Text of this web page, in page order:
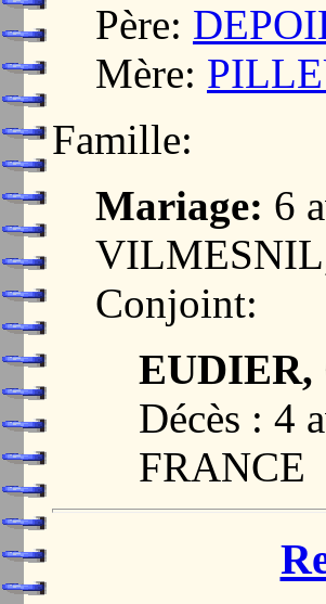
Père:
Mère:
Famille:
Mariage: 6
Conjoint:
EUDIER,
Décès : 4
FRANCE